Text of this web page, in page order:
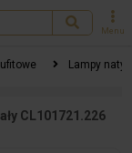
Menu
Lampy
CL101721.226